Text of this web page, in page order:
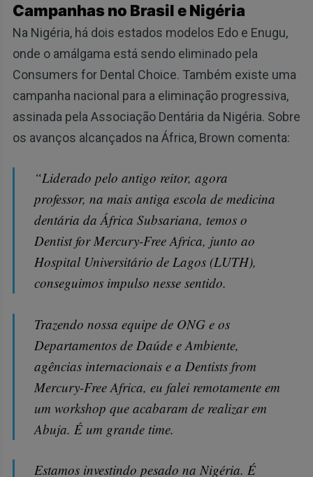
Campanhas no Brasil e Nigéria
Na Nigéria, há dois estados modelos Edo e Enugu,
onde o amálgama está sendo eliminado pela
Consumers for Dental Choice. Também existe uma
campanha nacional para a eliminação progressiva,
assinada pela Associação Dentária da Nigéria. Sobre
os avanços alcançados na África, Brown comenta:
“Liderado pelo antigo reitor, agora
professor, na mais antiga escola de medicina
dentária da África Subsariana, temos o
Dentist for Mercury-Free Africa, junto ao
Hospital Universitário de Lagos (LUTH),
conseguimos impulso nesse sentido.
Trazendo nossa equipe de ONG e os
Departamentos de Daúde e Ambiente,
agências internacionais e a Dentists from
Mercury-Free Africa, eu falei remotamente em
um workshop que acabaram de realizar em
Abuja. É um grande time.
Estamos investindo pesado na Nigéria. É